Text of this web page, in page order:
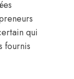
qui
fournis